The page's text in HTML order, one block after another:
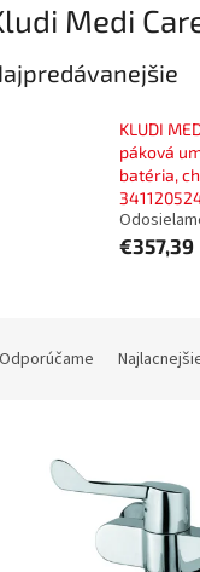
Medi
KLUDI
páková
batéria,
€357,39
Odporúčame